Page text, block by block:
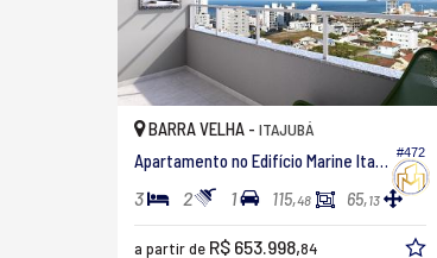
#472
BARRA VELHA - ITAJUBÁ
Apartamento no Edifício Marine Itajuba
3 2 1 115,48 65,13
a partir de R$ 653.998,84